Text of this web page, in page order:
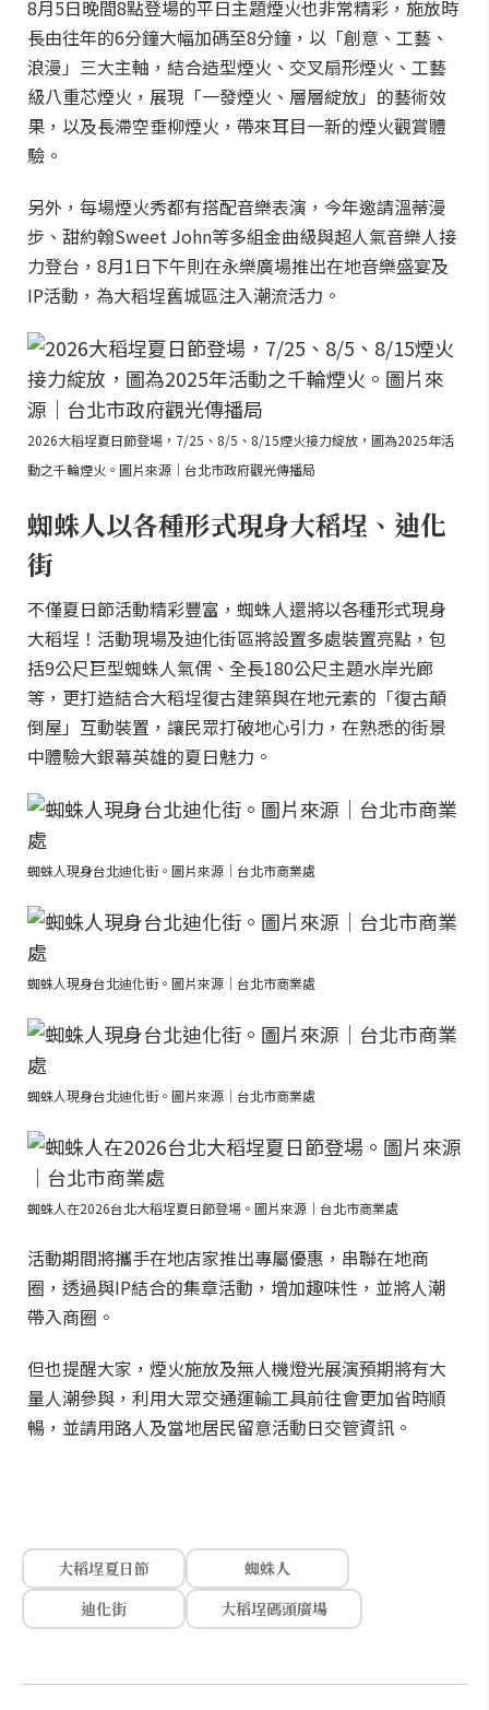
8月5日晚間8點登場的平日主題煙火也非常精彩，施放時
長由往年的6分鐘大幅加碼至8分鐘，以「創意、工藝、
浪漫」三大主軸，結合造型煙火、交叉扇形煙火、工藝
級八重芯煙火，展現「一發煙火、層層綻放」的藝術效
果，以及長滯空垂柳煙火，帶來耳目一新的煙火觀賞體
驗。
另外，每場煙火秀都有搭配音樂表演，今年邀請溫蒂漫
步、甜約翰Sweet John等多組金曲級與超人氣音樂人接
力登台，8月1日下午則在永樂廣場推出在地音樂盛宴及
IP活動，為大稻埕舊城區注入潮流活力。
2026大稻埕夏日節登場，7/25、8/5、8/15煙火接力綻放，圖為2025年活
動之千輪煙火。圖片來源｜台北市政府觀光傳播局
蜘蛛人以各種形式現身大稻埕、迪化
街
不僅夏日節活動精彩豐富，蜘蛛人還將以各種形式現身
大稻埕！活動現場及迪化街區將設置多處裝置亮點，包
括9公尺巨型蜘蛛人氣偶、全長180公尺主題水岸光廊
等，更打造結合大稻埕復古建築與在地元素的「復古顛
倒屋」互動裝置，讓民眾打破地心引力，在熟悉的街景
中體驗大銀幕英雄的夏日魅力。
蜘蛛人現身台北迪化街。圖片來源｜台北市商業處
蜘蛛人現身台北迪化街。圖片來源｜台北市商業處
蜘蛛人現身台北迪化街。圖片來源｜台北市商業處
蜘蛛人在2026台北大稻埕夏日節登場。圖片來源｜台北市商業處
活動期間將攜手在地店家推出專屬優惠，串聯在地商
圈，透過與IP結合的集章活動，增加趣味性，並將人潮
帶入商圈。
但也提醒大家，煙火施放及無人機燈光展演預期將有大
量人潮參與，利用大眾交通運輸工具前往會更加省時順
暢，並請用路人及當地居民留意活動日交管資訊。
大稻埕夏日節
蜘蛛人
迪化街
大稻埕碼頭廣場